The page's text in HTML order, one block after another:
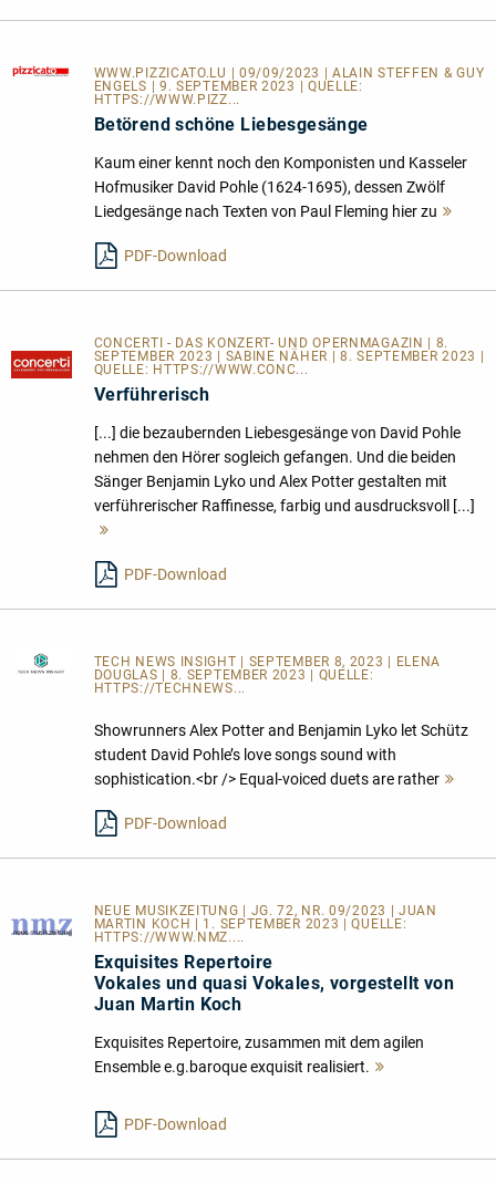
WWW.PIZZICATO.LU
| 09/09/2023 | ALAIN STEFFEN & GUY
ENGELS | 9. SEPTEMBER 2023 | QUELLE:
HTTPS://WWW.PIZZ...
Betörend schöne Liebesgesänge
Kaum einer kennt noch den Komponisten und Kasseler
Hofmusiker David Pohle (1624-1695), dessen Zwölf
Liedgesänge nach Texten von Paul Fleming hier zu
PDF-Download
CONCERTI - DAS KONZERT- UND OPERNMAGAZIN | 8.
SEPTEMBER 2023 | SABINE NÄHER | 8. SEPTEMBER 2023 |
QUELLE: HTTPS://WWW.CONC...
Verführerisch
[...] die bezaubernden Liebesgesänge von David Pohle
nehmen den Hörer sogleich gefangen. Und die beiden
Sänger Benjamin Lyko und Alex Potter gestalten mit
verführerischer Raffinesse, farbig und ausdrucksvoll [...]
PDF-Download
TECH NEWS INSIGHT
| SEPTEMBER 8, 2023 | ELENA
DOUGLAS | 8. SEPTEMBER 2023 | QUELLE:
HTTPS://TECHNEWS...
Showrunners Alex Potter and Benjamin Lyko let Schütz
student David Pohle’s love songs sound with
sophistication.<br /> Equal-voiced duets are rather
PDF-Download
NEUE MUSIKZEITUNG | JG. 72, NR. 09/2023 | JUAN
MARTIN KOCH | 1. SEPTEMBER 2023 | QUELLE:
HTTPS://WWW.NMZ....
Exquisites Repertoire
Vokales und quasi Vokales, vorgestellt von
Juan Martin Koch
Exquisites Repertoire, zusammen mit dem agilen
Ensemble e.g.baroque exquisit realisiert.
PDF-Download